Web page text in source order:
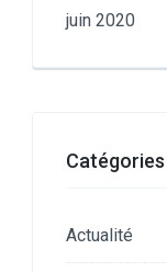
juin 2020
Catégories
Actualité